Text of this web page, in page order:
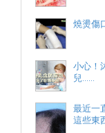
燒燙傷
小心！
兒......
最近一
這些東